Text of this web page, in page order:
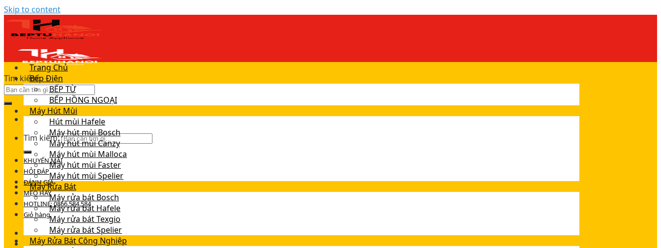
Skip to content
Tìm kiếm:
Tìm kiếm:
KHUYẾN MÃI
HỎI ĐÁP
ĐÁNH GIÁ
MẸO HAY
HOTLINE: 0866.584.584
Giỏ hàng
Trang Chủ
Bếp Điện
BẾP TỪ
BẾP HỒNG NGOẠI
Máy Hút Mùi
Hút mùi Hafele
Máy hút mùi Bosch
Máy hút mùi Canzy
Máy hút mùi Malloca
Máy hút mùi Faster
Máy hút mùi Spelier
Máy Rửa Bát
Máy rửa bát Bosch
Máy rửa bát Hafele
Máy rửa bát Texgio
Máy rửa bát Spelier
Máy Rửa Bát Công Nghiệp